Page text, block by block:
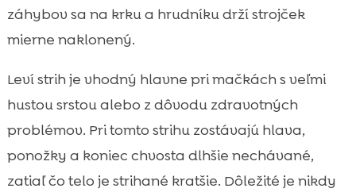
záhybov sa na krku a hrudníku drží strojček
mierne naklonený.
Leví strih je vhodný hlavne pri mačkách s veľmi
hustou srstou alebo z dôvodu zdravotných
problémov. Pri tomto strihu zostávajú hlava,
ponožky a koniec chvosta dlhšie nechávané,
zatiaľ čo telo je strihané kratšie. Dôležité je nikdy